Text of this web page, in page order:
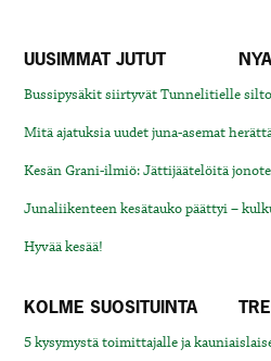
UUSIMMAT JUTUT
Bussipysäkit siirtyvät Tunnelitielle
Mitä ajatuksia uudet juna-asemat
Kesän Grani-ilmiö: Jättijäätelöitä
Junaliikenteen kesätauko päättyi –
Hyvää kesää!
KOLME SUOSITUINTA
5 kysymystä toimittajalle ja